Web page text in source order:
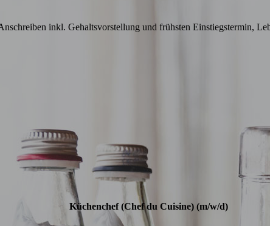
inkl. Gehaltsvorstellung und frühsten Einstiegstermin,
Küchenchef (Chef du Cuisine) (m/w/d)